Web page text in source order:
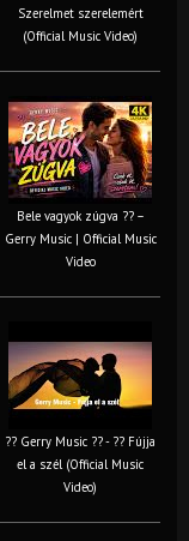
Szerelmet szerelemért
(Official Music Video)
Bele vagyok zúgva ?? –
Gerry Music | Official Music
Video
?? Gerry Music ?? - ?? Fújja
el a szél (Official Music
Video)